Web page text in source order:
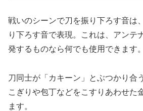
戦いのシーンで刀を振り下ろす音は
り下ろす音で表現。これは、アンテ
発するものなら何でも使用できます。
刀同士が「カキーン」とぶつかり合
こぎりや包丁などをこすりあわせた
ます。